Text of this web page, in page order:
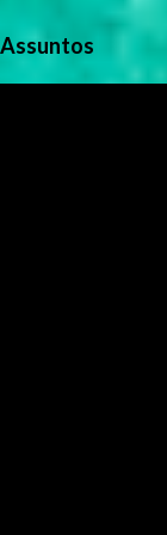
Assuntos